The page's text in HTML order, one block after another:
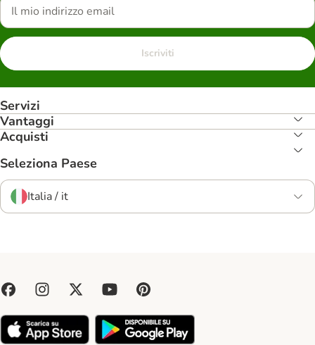
Iscriviti
Servizi
Vantaggi
Acquisti
Seleziona Paese
Italia / it